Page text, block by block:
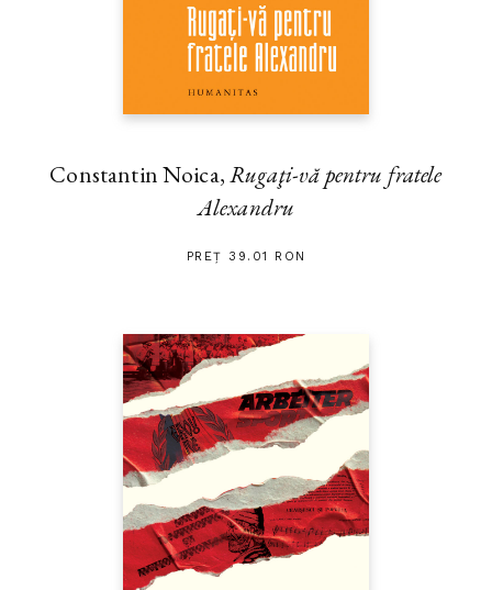
Constantin Noica,Rugaţi-vă pentru fratele
Alexandru
PREȚ 39.01 RON